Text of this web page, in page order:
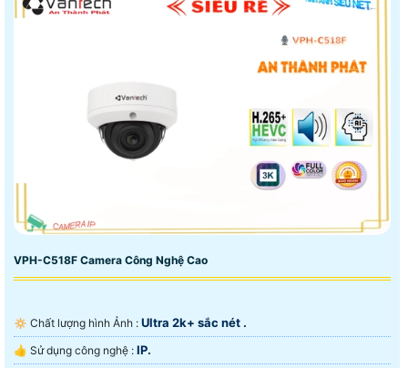
VPH-C518F Camera Công Nghệ Cao
🔅 Chất lượng hình Ảnh : Ultra 2k+ sắc nét .
👍 Sử dụng công nghệ : IP.